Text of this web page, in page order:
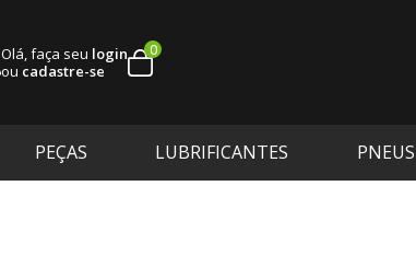
Olá, faça seu login
ou cadastre-se
0
PEÇAS LUBRIFICANTES PNEUS